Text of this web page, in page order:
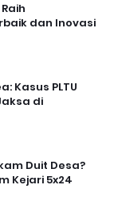
dan Inovasi
Kasus PLTU
di
Duit Desa?
Kejari 5x24